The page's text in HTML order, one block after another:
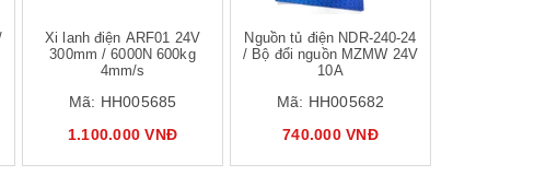
Xi lanh điện ARF01 24V
300mm / 6000N 600kg
4mm/s
Mã: HH005685
1.100.000 VNĐ
Nguồn tủ điện NDR-240-24
/ Bộ đổi nguồn MZMW 24V
10A
Mã: HH005682
740.000 VNĐ